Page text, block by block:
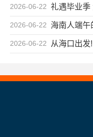
2026-06-22 礼遇毕业季
2026-06-22 海南人端
2026-06-22 从海口出